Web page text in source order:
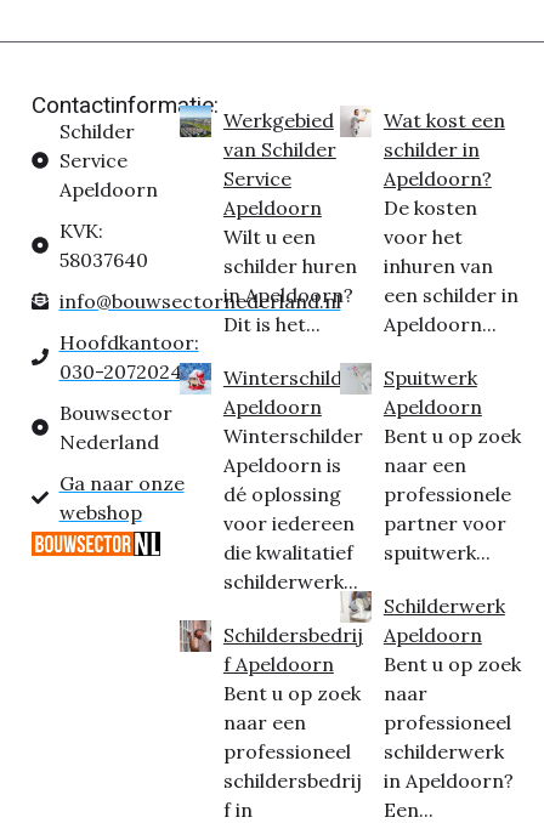
Contactinformatie:
Schilder
Service
Apeldoorn
KVK:
58037640
info@bouwsectornederland.nl
Hoofdkantoor:
030-2072024
Bouwsector
Nederland
Ga naar onze
webshop
Werkgebied
van Schilder
Service
Apeldoorn
Wilt u een
schilder huren
in Apeldoorn?
Dit is het...
Winterschilder
Apeldoorn
Winterschilder
Apeldoorn is
dé oplossing
voor iedereen
die kwalitatief
schilderwerk...
Schildersbedrij
f Apeldoorn
Bent u op zoek
naar een
professioneel
schildersbedrij
f in
Wat kost een
schilder in
Apeldoorn?
De kosten
voor het
inhuren van
een schilder in
Apeldoorn...
Spuitwerk
Apeldoorn
Bent u op zoek
naar een
professionele
partner voor
spuitwerk...
Schilderwerk
Apeldoorn
Bent u op zoek
naar
professioneel
schilderwerk
in Apeldoorn?
Een...